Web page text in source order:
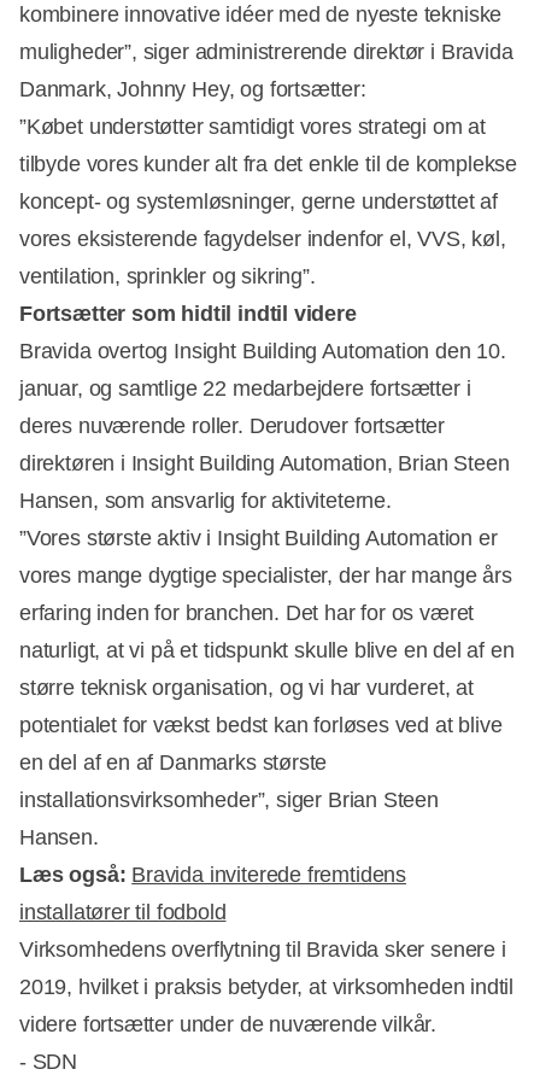
kombinere innovative idéer med de nyeste tekniske
muligheder”, siger administrerende direktør i Bravida
Danmark, Johnny Hey, og fortsætter:
”Købet understøtter samtidigt vores strategi om at
tilbyde vores kunder alt fra det enkle til de komplekse
koncept- og systemløsninger, gerne understøttet af
vores eksisterende fagydelser indenfor el, VVS, køl,
ventilation, sprinkler og sikring”.
Fortsætter som hidtil indtil videre
Bravida overtog Insight Building Automation den 10.
januar, og samtlige 22 medarbejdere fortsætter i
deres nuværende roller. Derudover fortsætter
direktøren i Insight Building Automation, Brian Steen
Hansen, som ansvarlig for aktiviteterne.
”Vores største aktiv i Insight Building Automation er
vores mange dygtige specialister, der har mange års
erfaring inden for branchen. Det har for os været
naturligt, at vi på et tidspunkt skulle blive en del af en
større teknisk organisation, og vi har vurderet, at
potentialet for vækst bedst kan forløses ved at blive
en del af en af Danmarks største
installationsvirksomheder”, siger Brian Steen
Hansen.
Læs også: Bravida inviterede fremtidens
installatører til fodbold
Virksomhedens overflytning til Bravida sker senere i
2019, hvilket i praksis betyder, at virksomheden indtil
videre fortsætter under de nuværende vilkår.
- SDN